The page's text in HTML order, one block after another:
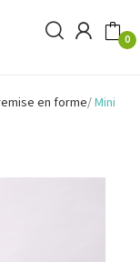
0
en forme Mini